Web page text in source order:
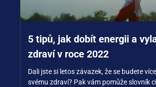
5 tipů, jak dobít energii a
zdraví v roce 2022
Dali jste si letos závazek, že se budete
svému zdraví? Pak vám pomůže slovník